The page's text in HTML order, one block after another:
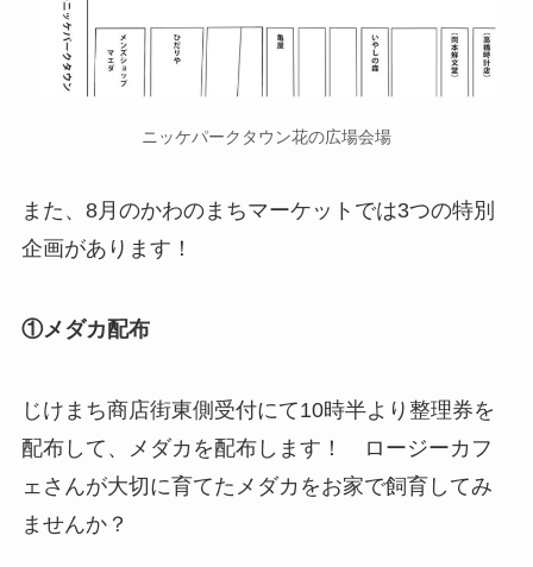
ニッケパークタウン花の広場会場
また、8月のかわのまちマーケットでは3つの特別
企画があります！
①メダカ配布
じけまち商店街東側受付にて10時半より整理券を
配布して、メダカを配布します！ ロージーカフ
ェさんが大切に育てたメダカをお家で飼育してみ
ませんか？